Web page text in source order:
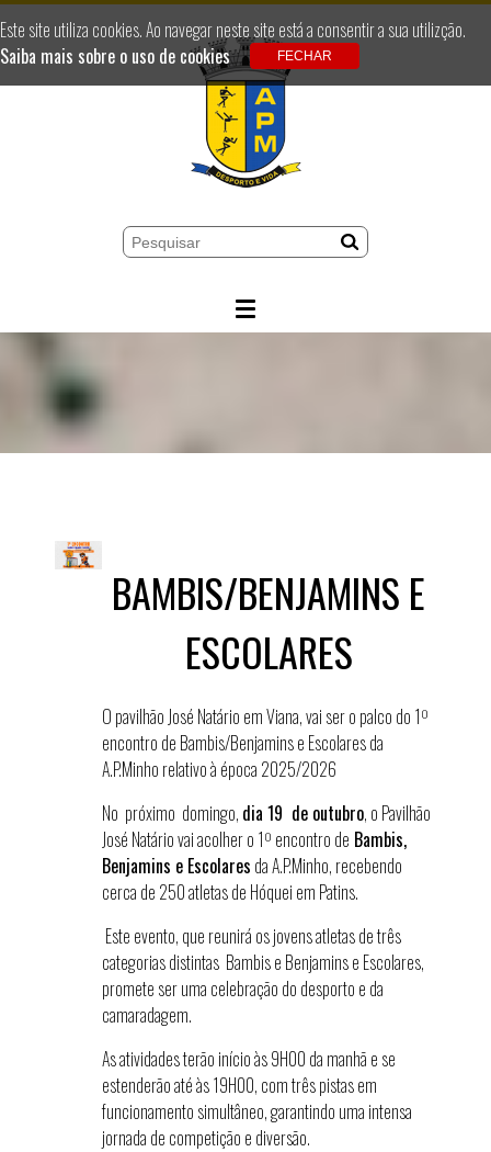
BAMBIS/BENJAMINS E
ESCOLARES
O pavilhão José Natário em Viana, vai ser o palco do 1º
encontro de Bambis/Benjamins e Escolares da
A.P.Minho relativo à época 2025/2026
No próximo domingo, dia 19 de outubro, o Pavilhão
José Natáriovai acolher o 1º encontro de Bambis,
Benjamins eEscolares da A.P.Minho, recebendo
cerca de 250 atletas de Hóquei em Patins.
Este evento, que reunirá os jovens atletas de três
categorias distintas Bambis e Benjamins e Escolares,
promete ser uma celebração do desporto e da
camaradagem.
As atividades terão início às 9H00 da manhã e se
estenderão até às 19H00, com três pistas em
funcionamento simultâneo, garantindo uma intensa
jornada de competição e diversão.
Este site utiliza cookies. Ao navegar neste site está a consentir a sua utilizção.
Saiba mais sobre o uso de cookies